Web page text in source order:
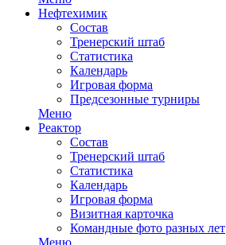
Нефтехимик
Состав
Тренерский штаб
Статистика
Календарь
Игровая форма
Предсезонные турниры
Меню
Реактор
Состав
Тренерский штаб
Статистика
Календарь
Игровая форма
Визитная карточка
Командные фото разных лет
Меню